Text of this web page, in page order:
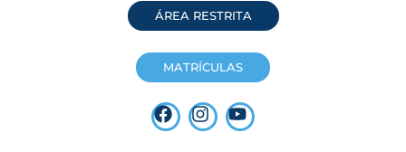
ÁREA RESTRITA
MATRÍCULAS